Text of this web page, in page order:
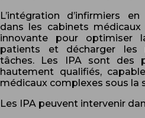
L’intégration d’infirmiers
dans les cabinets
innovante pour optimiser
patients et décharger les
tâches. Les IPA sont des
hautement qualifiés,
médicaux complexes sous la
Les IPA peuvent intervenir